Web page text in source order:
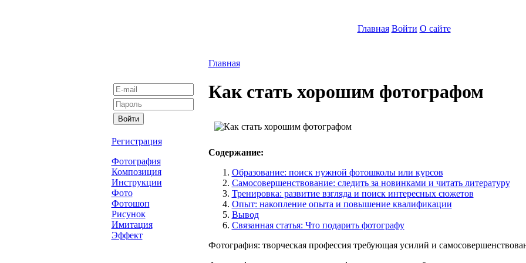
Главная Войти О сайте
Регистрация
Фотография
Композиция
Инструкции
Фото
Фотошоп
Рисунок
Имитация
Эффект
Главная
Как стать хорошим фотографом
Содержание:
Образование: поиск нужной фотошколы или курсов
Самосовершенствование: следить за новинками и читать литературу
Тренировка: развитие взгляда и поиск интересных сюжетов
Опыт: накопление опыта и повышение квалификации
Вывод
Связанная статья: Что подарить фотографу
Фотография: творческая профессия требующая усилий и